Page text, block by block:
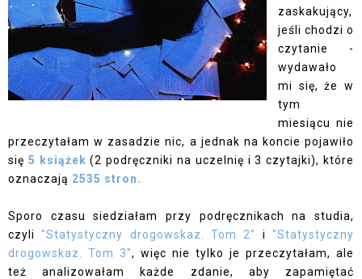
zaskakujący,
jeśli chodzi o
czytanie -
wydawało
mi się, że w
tym
miesiącu nie
przeczytałam w zasadzie nic, a jednak na koncie pojawiło
się 5 książek (2 podręczniki na uczelnię i 3 czytajki), które
oznaczają 2535 stron.
Sporo czasu siedziałam przy podręcznikach na studia,
czyli"Statystyczny drogowskaz. Tom 2" i"Statystyczny
drogowskaz. Tom 3", więc nie tylko je przeczytałam, ale
też analizowałam każde zdanie, aby zapamiętać